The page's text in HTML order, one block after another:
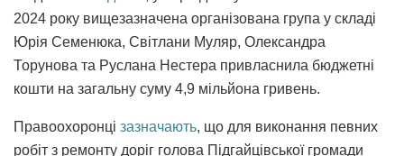
2024 року вищезазначена організована група у складі
Юрія Семенюка, Світлани Муляр, Олександра
Торунова та Руслана Нестера привласнила бюджетні
кошти на загальну суму 4,9 мільйона гривень.
Правоохоронці зазначають, що для виконання певних
робіт з ремонту доріг голова Підгайцівської громади